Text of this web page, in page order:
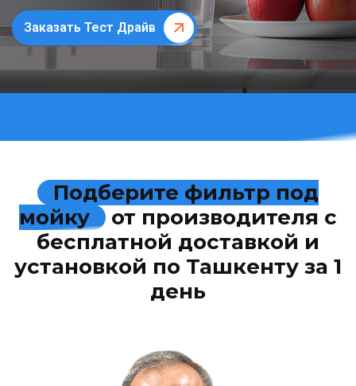
Заказать Тест Драйв
Подберите фильтр под
мойку
от производителя с
бесплатной доставкой и
установкой по Ташкенту за 1
день